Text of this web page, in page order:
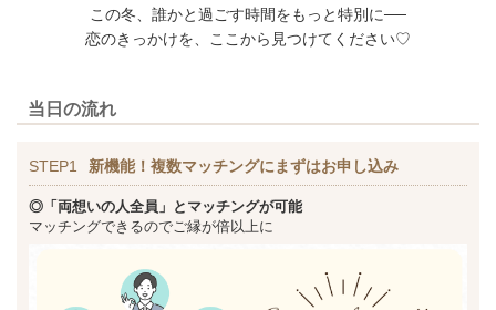
この冬、誰かと過ごす時間をもっと特別に──
恋のきっかけを、ここから見つけてください♡
当日の流れ
STEP1 新機能！複数マッチングにまずはお申し込み
◎「両想いの人全員」とマッチングが可能
マッチングできるのでご縁が倍以上に